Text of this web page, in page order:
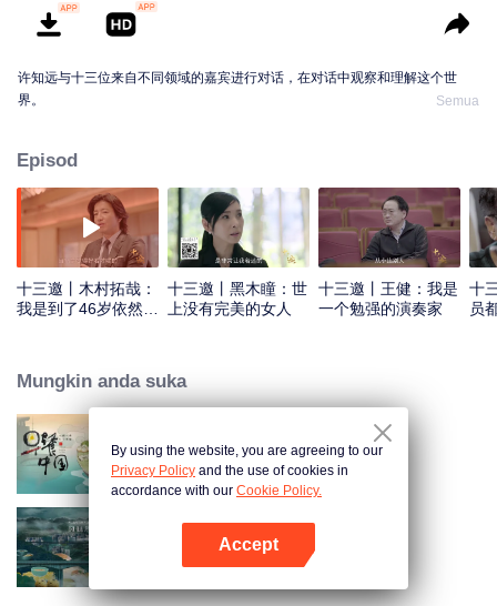
许知远与十三位来自不同领域的嘉宾进行对话，在对话中观察和理解这个世
界。
Semua
Episod
十三邀丨木村拓哉：
我是到了46岁依然倾
十三邀丨黑木瞳：世
上没有完美的女人
十三邀丨王健：我是
一个勉强的演奏家
十
员
Mungkin anda suka
Breakfast in China
Flavorful Origins: Gui Yang
By using the website, you are agreeing to our
Privacy Policy and the use of cookies in
accordance with our Cookie Policy.
Accept